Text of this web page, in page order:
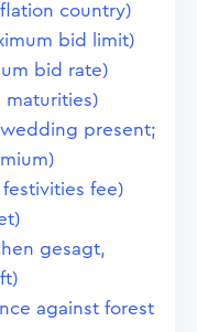
country)
bid limit)
bid rate)
maturities)
present;
fee)
gesagt,
against forest